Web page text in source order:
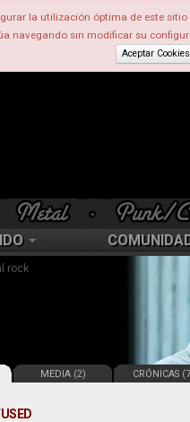
la utilización óptima de este
navegando sin modificar su
Aceptar Cookies
rock
MEDIA (2) CRÓNICAS